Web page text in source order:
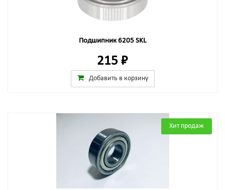
Подшипник 6205 SKL
215 ₽
Добавить в корзину
Хит продаж